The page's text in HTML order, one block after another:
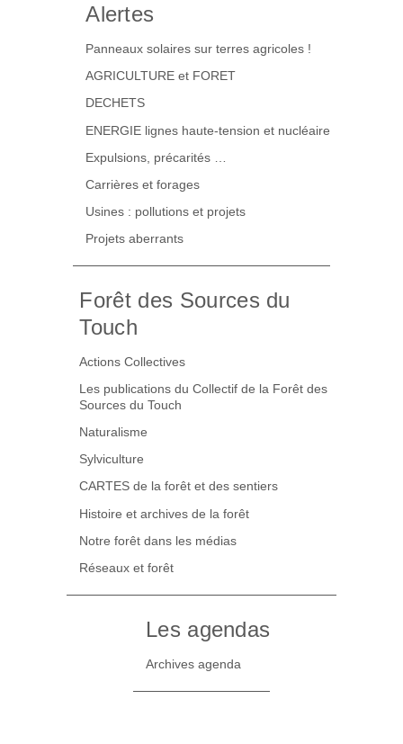
Alertes
Panneaux solaires sur terres agricoles !
AGRICULTURE et FORET
DECHETS
ENERGIE lignes haute-tension et nucléaire
Expulsions, précarités …
Carrières et forages
Usines : pollutions et projets
Projets aberrants
Forêt des Sources du
Touch
Actions Collectives
Les publications du Collectif de la Forêt des
Sources du Touch
Naturalisme
Sylviculture
CARTES de la forêt et des sentiers
Histoire et archives de la forêt
Notre forêt dans les médias
Réseaux et forêt
Les agendas
Archives agenda